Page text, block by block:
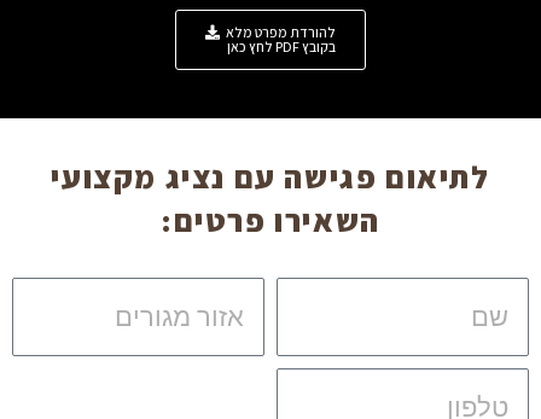
להורדת מפרט מלא
בקובץ PDF לחץ כאן
לתיאום פגישה עם נציג מקצועי
השאירו פרטים:
מגורים